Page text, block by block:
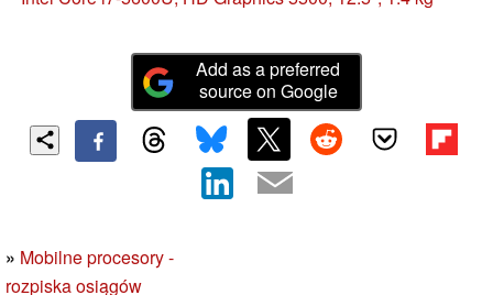
ThinkPad X250.
Add as a preferred
source on Google
» Mobilne procesory -
rozpiska osiągów